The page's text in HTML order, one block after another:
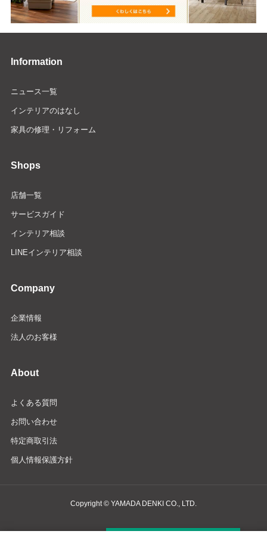
Information
ニュース一覧
インテリアのはなし
家具の修理・リフォーム
Shops
店舗一覧
サービスガイド
インテリア相談
LINEインテリア相談
Company
企業情報
法人のお客様
About
よくある質問
お問い合わせ
特定商取引法
個人情報保護方針
Copyright © YAMADA DENKI CO., LTD.